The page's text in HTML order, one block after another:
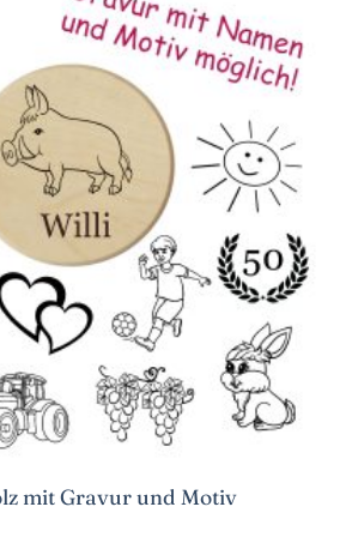
mit Gravur und Motiv